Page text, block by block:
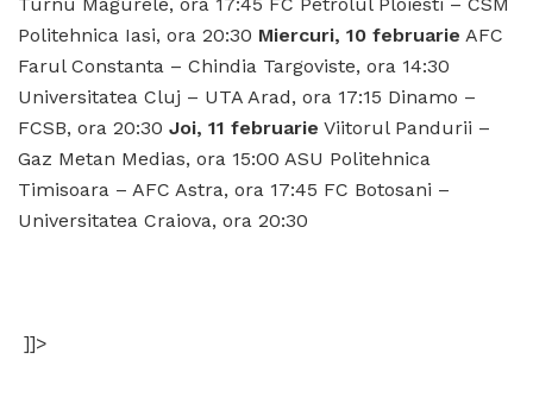
Politehnica Iasi, ora 20:30 Miercuri, 10 februarie AFC
Farul Constanta – Chindia Targoviste, ora 14:30
Universitatea Cluj – UTA Arad, ora 17:15 Dinamo –
FCSB, ora 20:30 Joi, 11 februarie Viitorul Pandurii –
Gaz Metan Medias, ora 15:00 ASU Politehnica
Timisoara – AFC Astra, ora 17:45 FC Botosani –
Universitatea Craiova, ora 20:30
]]>